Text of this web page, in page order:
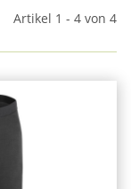
Artikel 1 - 4 von 4